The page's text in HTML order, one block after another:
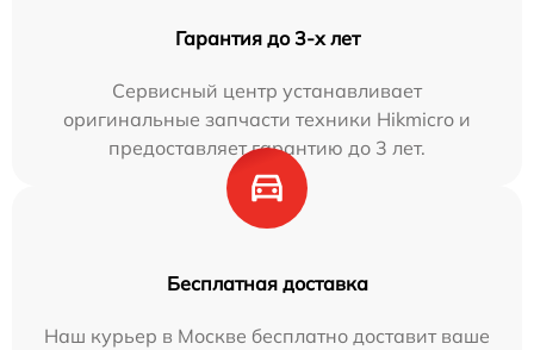
Гарантия до 3-х лет
Сервисный центр устанавливает
оригинальные запчасти техники Hikmicro и
предоставляет гарантию до 3 лет.
Бесплатная доставка
Наш курьер в Москве бесплатно доставит ваше